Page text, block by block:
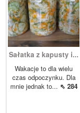
Sałatka z kapusty i...
Wakacje to dla wielu
czas odpoczynku. Dla
mnie jednak to... ⇖ 284